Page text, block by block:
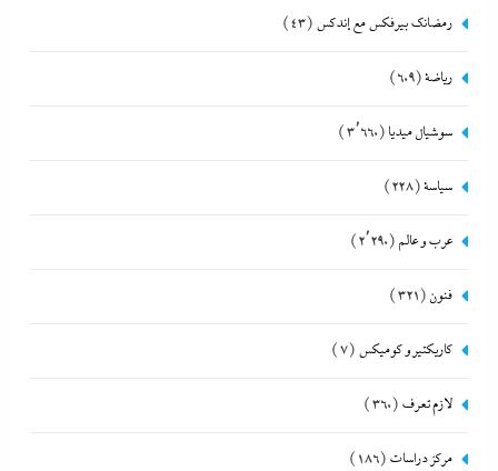
رمضانك بيرفكس مع إندكس (43)
رياضة(609)
سوشيال ميديا (3٬660)
سياسة(228)
عرب و عالم (2٬290)
فنون (321)
كاريكتير و كوميكس (7)
لازم تعرف (360)
مركز دراسات (186)